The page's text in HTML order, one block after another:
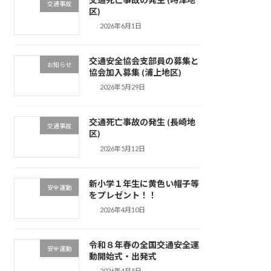
交通事故
区)
2026年6月1日
お知らせ
交通安全協会支部員の募集と
協会加入募集 (浦上地区)
2026年5月29日
交通事故
交通死亡事故の発生 (長崎地
区)
2026年5月12日
安全運動
新小学１年生に黄色い帽子等
をプレゼント！！
2026年4月10日
安全運動
令和８年春の全国交通安全運
動開始式・出発式